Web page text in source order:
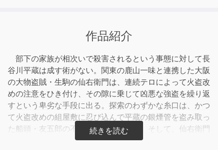
作品紹介
部下の家族が相次いで殺害されるという事態に対して長
谷川平蔵は成す術がない。関東の鹿山一味と連携した大阪
の大物盗賊・生駒の仙右衛門は、連続テロによって火盗改
めの注意をひき付け、その隙に乗じて凶悪な強盗を繰り返
すという卑劣な手段に出る。探索のわずかな糸口は、かつ
て火盗改めの組屋敷に忍び込んで平蔵の銀煙管を盗み取っ
た船頭・友五郎の不審な挙動にあった。そして、仙右衛門
が放った刺客たちの凶刃は、平蔵自身に向けられてゆく。